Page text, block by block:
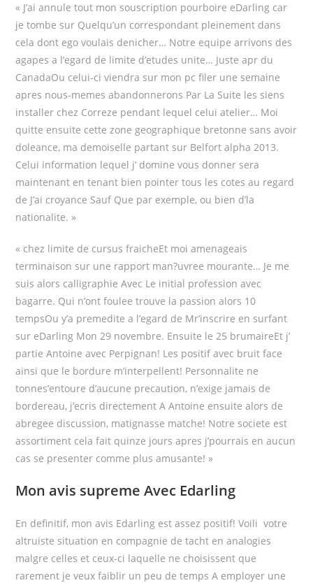
« J’ai annule tout mon souscription pourboire eDarling car
je tombe sur Quelqu’un correspondant pleinement dans
cela dont ego voulais denicher… Notre equipe arrivons des
agapes a l’egard de limite d’etudes unite… Juste apr du
CanadaOu celui-ci viendra sur mon pc filer une semaine
apres nous-memes abandonnerons Par La Suite les siens
installer chez Correze pendant lequel celui atelier… Moi
quitte ensuite cette zone geographique bretonne sans avoir
doleance, ma demoiselle partant sur Belfort alpha 2013.
Celui information lequel j’ domine vous donner sera
maintenant en tenant bien pointer tous les cotes au regard
de J’ai croyance Sauf Que par exemple, ou bien d’la
nationalite. »
« chez limite de cursus fraicheEt moi amenageais
terminaison sur une rapport man?uvree mourante… Je me
suis alors calligraphie Avec Le initial profession avec
bagarre. Qui n’ont foulee trouve la passion alors 10
tempsOu y’a premedite a l’egard de Mr’inscrire en surfant
sur eDarling Mon 29 novembre. Ensuite le 25 brumaireEt j’
partie Antoine avec Perpignan! Les positif avec bruit face
ainsi que le bordure m’interpellent! Personnalite ne
tonnes’entoure d’aucune precaution, n’exige jamais de
bordereau, j’ecris directement A Antoine ensuite alors de
abregee discussion, matignasse matche! Notre societe est
assortiment cela fait quinze jours apres j’pourrais en aucun
cas se presenter comme plus amusante! »
Mon avis supreme Avec Edarling
En definitif, mon avis Edarling est assez positif! Voili votre
altruiste situation en compagnie de tacht en analogies
malgre celles et ceux-ci laquelle ne choisissent que
rarement je veux faiblir un peu de temps A employer une